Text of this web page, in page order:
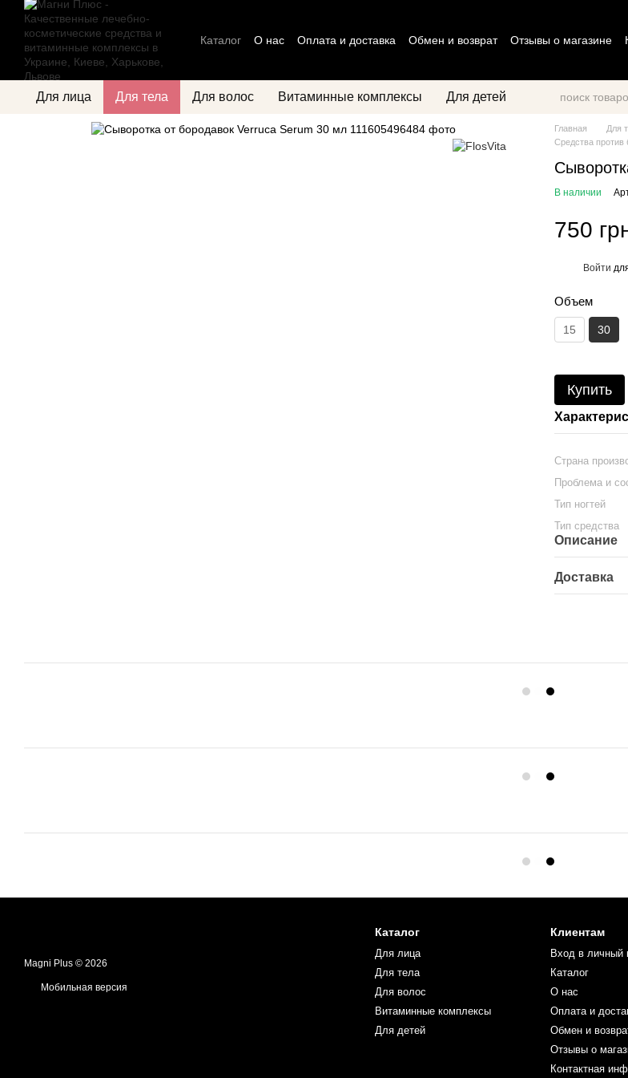
Перейти к основному контенту
Каталог О нас Оплата и доставка Обмен и возврат Отзывы о магазине
Для лица Для тела Для волос Витаминные комплексы Для детей
Главная Для
Средства против
В наличии
750
Войти
Объем
15 30
Купить
Страна
Проблема и
Тип ногтей
Тип средства
Описание
Доставка
Magni Plus © 2026
Мобильная версия
Каталог
Для лица
Для тела
Для волос
Витаминные комплексы
Для детей
Клиентам
Вход в личный
Каталог
О нас
Оплата и
Обмен и
Отзывы о
Контактная